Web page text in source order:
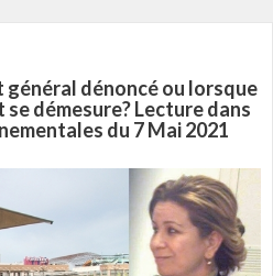
général dénoncé ou lorsque
se démesure? Lecture dans
du 7 Mai 2021